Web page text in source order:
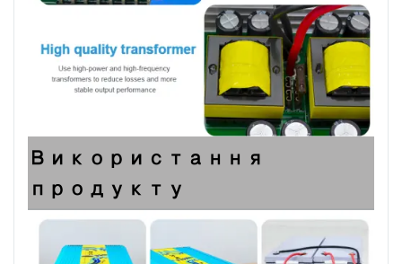
Використання
продукту